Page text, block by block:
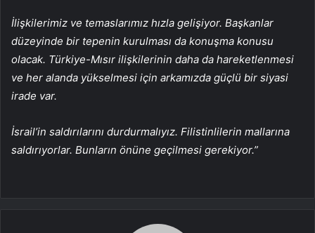
İlişkilerimiz ve temaslarımız hızla gelişiyor. Başkanlar
düzeyinde bir tepenin kurulması da konuşma konusu
olacak. Türkiye-Mısır ilişkilerinin daha da hareketlenmesi
ve her alanda yükselmesi için arkamızda güçlü bir siyasi
irade var.
İsrail’in saldırılarını durdurmalıyız. Filistinlilerin mallarına
saldırıyorlar. Bunların önüne geçilmesi gerekiyor.”